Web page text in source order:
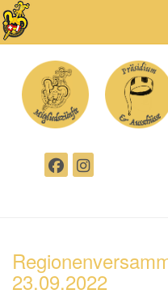
23.09.2022